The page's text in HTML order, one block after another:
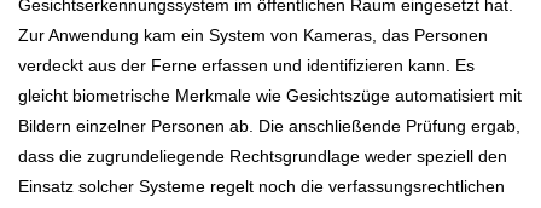
Gesichtserkennungssystem im öffentlichen Raum eingesetzt hat.
Zur Anwendung kam ein System von Kameras, das Personen
verdeckt aus der Ferne erfassen und identifizieren kann. Es
gleicht biometrische Merkmale wie Gesichtszüge automatisiert mit
Bildern einzelner Personen ab. Die anschließende Prüfung ergab,
dass die zugrundeliegende Rechtsgrundlage weder speziell den
Einsatz solcher Systeme regelt noch die verfassungsrechtlichen